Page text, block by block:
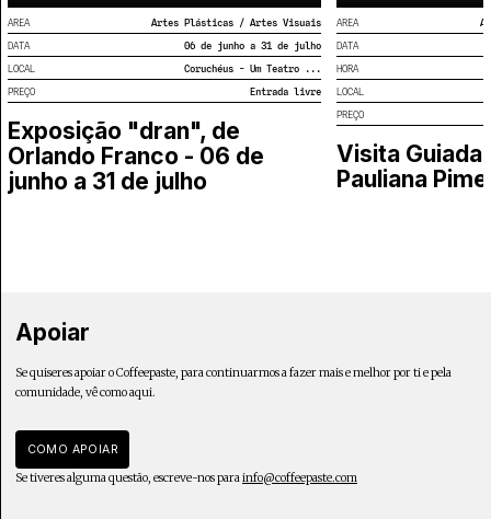
AREA
Artes Plásticas / Artes Visuais
DATA
06 de junho a 31 de julho
LOCAL
Coruchéus - Um Teatro ...
PREÇO
Entrada livre
Exposição "dran", de
Orlando Franco - 06 de
junho a 31 de julho
AREA
DATA
HORA
LOCAL
PREÇO
Visita Guiada
Pauliana
Apoiar
Se quiseres apoiar o Coffeepaste, para continuarmos a fazer mais e melhor por ti e pela
comunidade, vê como aqui.
COMO APOIAR
Se tiveres alguma questão, escreve-nos parainfo@coffeepaste.com